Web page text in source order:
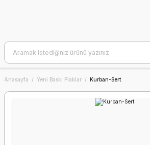
Anasayfa Yeni Baskı Plaklar Kurban-Sert